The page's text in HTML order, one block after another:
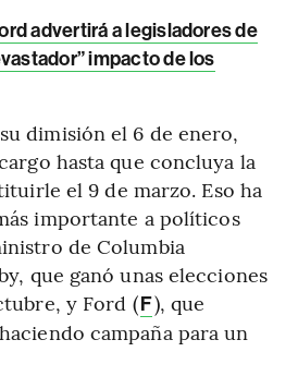
advertirá a legisladores de
impacto de los
dimisión el 6 de enero,
hasta que concluya la
el 9 de marzo. Eso ha
importante a políticos
de Columbia
que ganó unas elecciones
y Ford (F), que
campaña para un